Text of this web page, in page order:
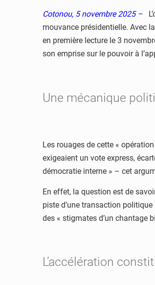
Cotonou, 5 novembre 2025 –
mouvance présidentielle. Avec
en première lecture le 3
son emprise sur le pouvoir à
Une mécanique
Les rouages de cette «
exigeaient un vote express,
démocratie interne » – cet
En effet, la question est de
piste d’une transaction
des « stigmates d’un chantage
L’accélération